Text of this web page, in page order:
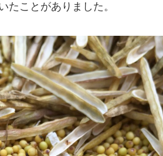
たことがありました。